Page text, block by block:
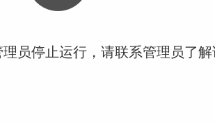
员停止运行，请联系管理员了